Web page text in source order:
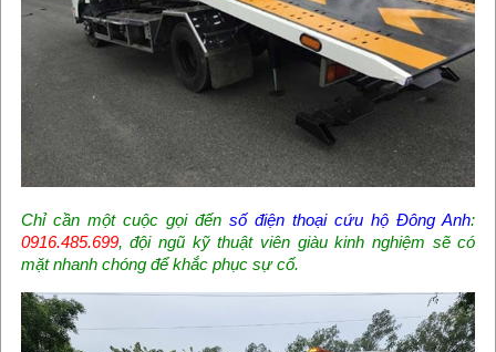
Chỉ cần một cuộc gọi đến số điện thoại cứu hộ Đông Anh:
0916.485.699, đội ngũ kỹ thuật viên giàu kinh nghiệm sẽ có
mặt nhanh chóng để khắc phục sự cố.